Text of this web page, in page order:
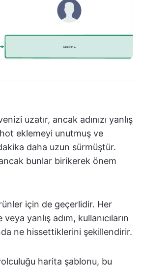
uzatır, ancak adınızı yanlış
eklemeyi unutmuş ve
daha uzun sürmüştür.
bunlar birikerek önem
için de geçerlidir. Her
yanlış adım, kullanıcıların
ne hissettiklerini şekillendirir.
harita şablonu, bu